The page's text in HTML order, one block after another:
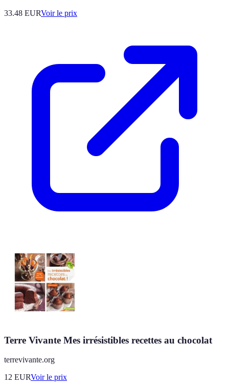
33.48 EURVoir le prix
Terre Vivante Mes irrésistibles recettes au chocolat
terrevivante.org
12 EURVoir le prix